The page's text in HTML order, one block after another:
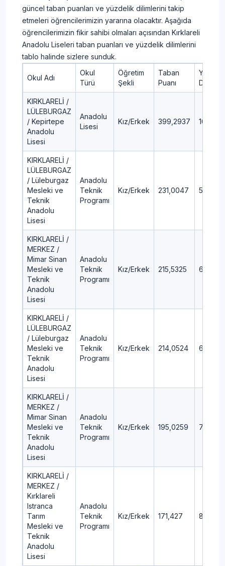
güncel taban puanları ve yüzdelik dilimlerini takip
etmeleri öğrencilerimizin yararına olacaktır. Aşağıda
öğrencilerimizin fikir sahibi olmaları açısından Kırklareli
Anadolu Liseleri taban puanları ve yüzdelik dilimlerini
tablo halinde sizlere sunduk.
Okul Adı
Okul
Türü
Öğretim
Şekli
Taban
Puanı
Dilim
KIRKLARELİ /
LÜLEBURGAZ
/ Kepirtepe
Anadolu
Lisesi
Anadolu
Lisesi
Kız/Erkek 399,2937 10,86
KIRKLARELİ /
LÜLEBURGAZ
/ Lüleburgaz
Mesleki ve
Teknik
Anadolu
Lisesi
Anadolu
Teknik
Programı
Kız/Erkek 231,0047 55,88
KIRKLARELİ /
MERKEZ /
Mimar Sinan
Mesleki ve
Teknik
Anadolu
Lisesi
Anadolu
Teknik
Programı
Kız/Erkek 215,5325 65,86
KIRKLARELİ /
LÜLEBURGAZ
/ Lüleburgaz
Mesleki ve
Teknik
Anadolu
Lisesi
Anadolu
Teknik
Programı
Kız/Erkek 214,0524 66,83
KIRKLARELİ /
MERKEZ /
Mimar Sinan
Mesleki ve
Teknik
Anadolu
Lisesi
Anadolu
Teknik
Programı
Kız/Erkek 195,0259 79,28
KIRKLARELİ /
MERKEZ /
Kırklareli
Istranca
Tarım
Mesleki ve
Teknik
Anadolu
Lisesi
Anadolu
Teknik
Programı
Kız/Erkek 171,427 87,1